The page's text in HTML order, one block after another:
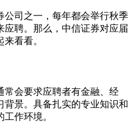
公司之一，每年都会举行秋季
聘。那么，中信证券对应届
看看。
常会要求应聘者有金融、经
景。具备扎实的专业知识和
作环境。